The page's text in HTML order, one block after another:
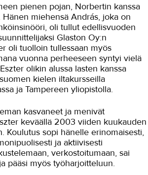
Unkarista Suomeen
kampaamoyrittäjäksi
paikka ja työpaikka
saisi vaikka televisiosarjan
Yusof
sihteeriksi
alta Tampereelle
ja logistiikka
pienen pojan, Norbertin kanssa
Hänen miehensä András, joka on
oli tullut edellisvuoden
Glaston Oy:n
oli tuolloin tullessaan myös
vuonna perheeseen syntyi vielä
olikin alussa lasten kanssa
kielen iltakursseilla
ja Tampereen yliopistolla.
kasvaneet ja menivät
keväällä 2003 viiden kuukauden
Koulutus sopi hänelle erinomaisesti,
ja aktiivisesti
verkostoitumaan, sai
pääsi myös työharjoitteluun.